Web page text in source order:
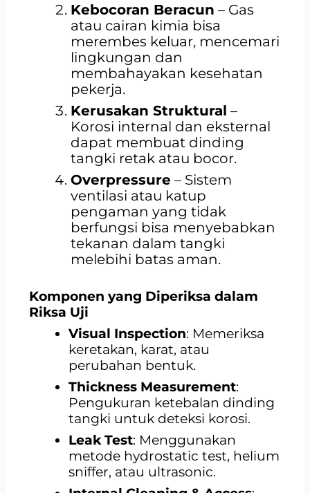
Kebocoran Beracun – Gas
atau cairan kimia bisa
merembes keluar, mencemari
lingkungan dan
membahayakan kesehatan
pekerja.
Kerusakan Struktural –
Korosi internal dan eksternal
dapat membuat dinding
tangki retak atau bocor.
Overpressure – Sistem
ventilasi atau katup
pengaman yang tidak
berfungsi bisa menyebabkan
tekanan dalam tangki
melebihi batas aman.
Komponen yang Diperiksa dalam
Riksa Uji
Visual Inspection: Memeriksa
keretakan, karat, atau
perubahan bentuk.
Thickness Measurement:
Pengukuran ketebalan dinding
tangki untuk deteksi korosi.
Leak Test: Menggunakan
metode hydrostatic test, helium
sniffer, atau ultrasonic.